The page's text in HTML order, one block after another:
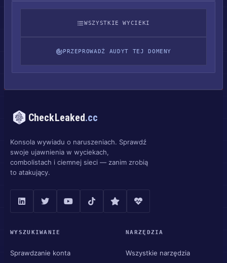
WSZYSTKIE WYCIEKI
PRZEPROWADŹ AUDYT TEJ DOMENY
CheckLeaked.cc
Konsola wywiadu o naruszeniach. Sprawdź
swoje ujawnienia w wyciekach,
combolistach i ciemnej sieci — zanim zrobią
to atakujący.
WYSZUKIWANIE
Sprawdzanie konta
NARZĘDZIA
Wszystkie narzędzia